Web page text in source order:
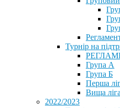
Турнір на
Група А
Група Б
Перша
Вища
2022/2023